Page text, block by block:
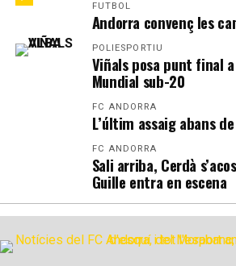
FUTBOL
Andorra convenç les
POLIESPORTIU
Viñals posa punt final
Mundial sub-20
FC ANDORRA
L’últim assaig abans
FC ANDORRA
Sali arriba, Cerdà
Guille entra en escena